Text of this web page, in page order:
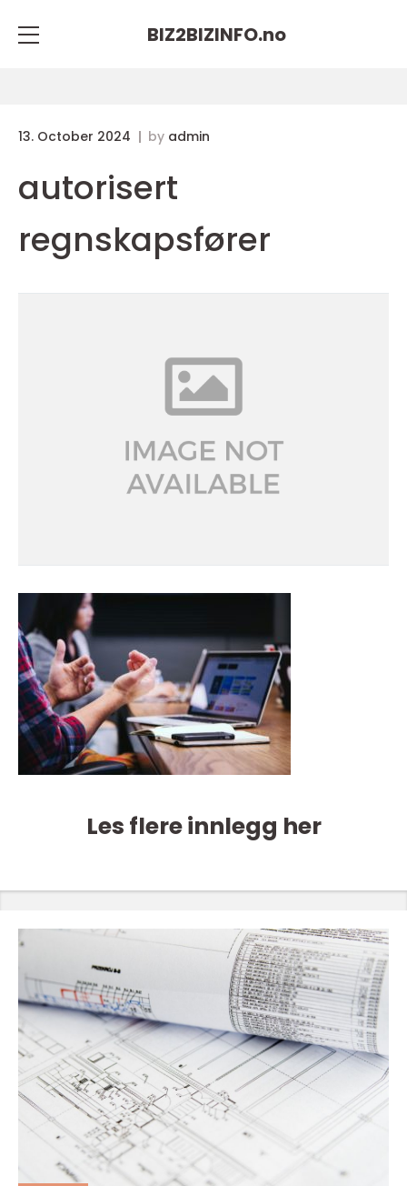
BIZ2BIZINFO.no
13. October 2024 by admin
autorisert
regnskapsfører
Les flere innlegg her